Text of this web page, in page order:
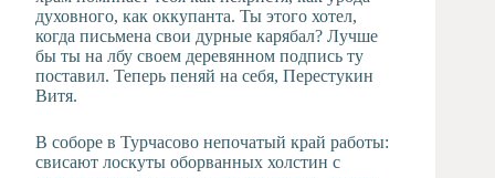
духовного, как оккупанта. Ты этого хотел,
когда письмена свои дурные карябал? Лучше
бы ты на лбу своем деревянном подпись ту
поставил. Теперь пеняй на себя, Перестукин
Витя.
В соборе в Турчасово непочатый край работы:
свисают лоскуты оборванных холстин с